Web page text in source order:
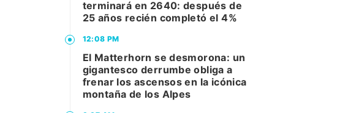
terminará en 2640: después de
25 años recién completó el 4%
12:08 PM
El Matterhorn se desmorona: un
gigantesco derrumbe obliga a
frenar los ascensos en la icónica
montaña de los Alpes